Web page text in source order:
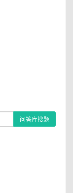
问答库搜题